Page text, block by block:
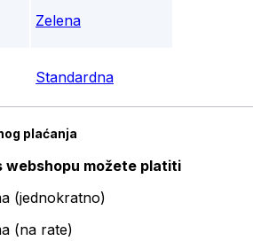
Zelena
Standardna
plaćanja
webshopu možete platiti
(jednokratno)
(na rate)